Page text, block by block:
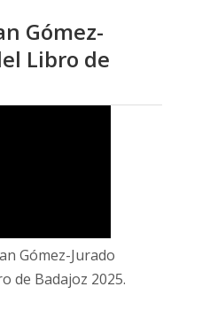
Gómez-
Libro de
Gómez-Jurado
de Badajoz 2025.